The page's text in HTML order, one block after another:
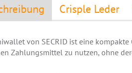
Crisple Leder
von SECRID ist eine
Zahlungsmittel zu nutzen, ohne